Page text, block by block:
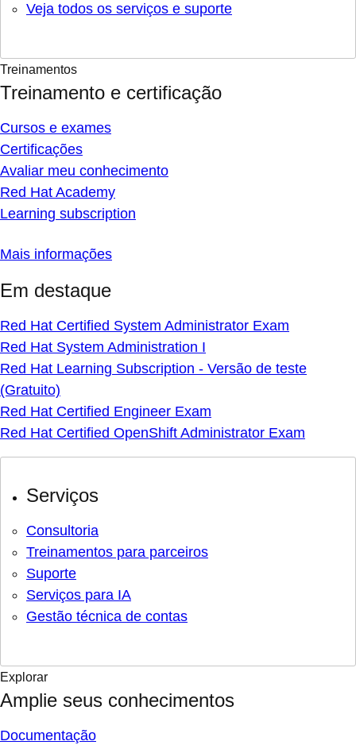
Veja todos os serviços e suporte
Treinamentos
Treinamento e certificação
Cursos e exames
Certificações
Avaliar meu conhecimento
Red Hat Academy
Learning subscription
Mais informações
Em destaque
Red Hat Certified System Administrator Exam
Red Hat System Administration I
Red Hat Learning Subscription - Versão de teste
(Gratuito)
Red Hat Certified Engineer Exam
Red Hat Certified OpenShift Administrator Exam
Serviços
Consultoria
Treinamentos para parceiros
Suporte
Serviços para IA
Gestão técnica de contas
Explorar
Amplie seus conhecimentos
Documentação